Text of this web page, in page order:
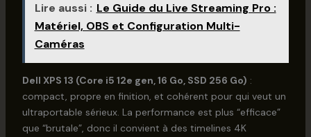
Lire aussi : Le Guide du Live Streaming Pro :
Matériel, OBS et Configuration Multi-
Caméras
Dell XPS 13 (Core i5 12e gen, 16 Go, SSD 256 Go) :
compact, propre en finition, et cohérent pour qui veut un
ultraportable sérieux. La performance est plus “efficace”
que “brutale”, donc il convient à des timelines 4K